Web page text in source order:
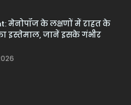
मेनोपॉज के लक्षणों में राहत के
इस्तेमाल, जानें इसके गंभीर